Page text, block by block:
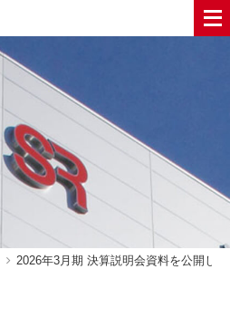
2026年3月期 決算説明会資料を公開し